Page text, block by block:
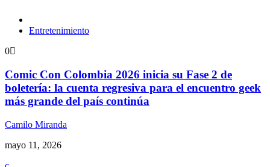
Entretenimiento
0
Comic Con Colombia 2026 inicia su Fase 2 de
boletería: la cuenta regresiva para el encuentro geek
más grande del país continúa
Camilo Miranda
mayo 11, 2026